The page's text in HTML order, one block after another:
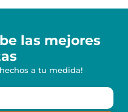
las mejores
a tu medida!